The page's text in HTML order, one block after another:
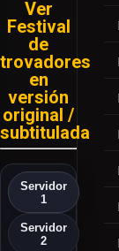
Ver
Festival
de
trovadores
en
versión
original /
subtitulada
Servidor
1
Servidor
2